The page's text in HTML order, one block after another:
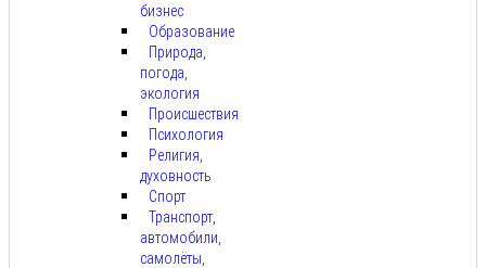
бизнес
Образование
Природа,
погода,
экология
Происшествия
Психология
Религия,
духовность
Спорт
Транспорт,
автомобили,
самолёты,